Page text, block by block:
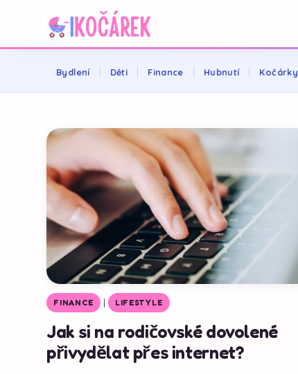
Bydlení Děti Finance Hubnutí Kočárky
Jak si na rodičovské dovolené
přivydělat přes internet?
FINANCE | LIFESTYLE